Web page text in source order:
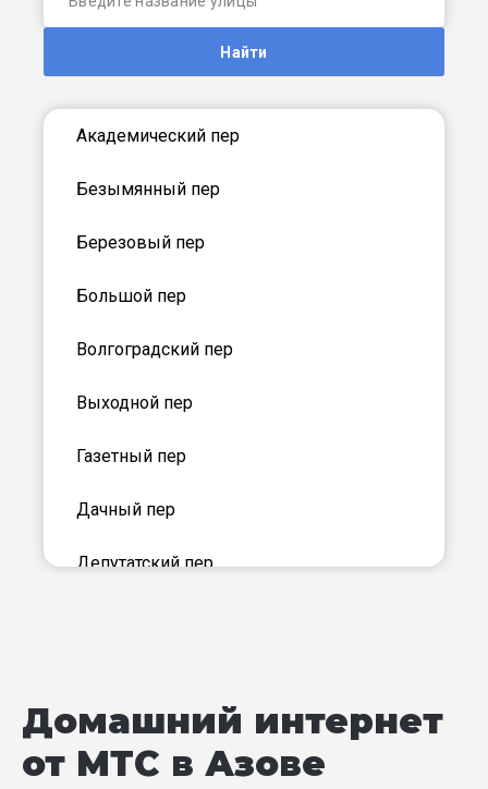
Найти
Академический пер
Безымянный пер
Березовый пер
Большой пер
Волгоградский пер
Выходной пер
Газетный пер
Дачный пер
Депутатский пер
Заводской пер
Западный пер
Домашний интернет
от МТС в Азове